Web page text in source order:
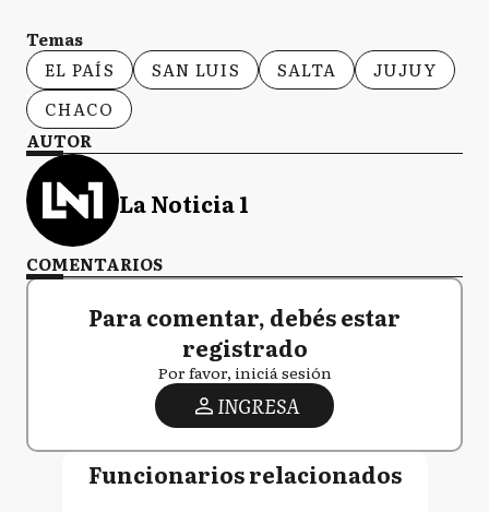
Temas
EL PAÍS
SAN LUIS SALTA
JUJUY
CHACO
AUTOR
La Noticia 1
COMENTARIOS
Para comentar, debés estar
registrado
Por favor, iniciá sesión
INGRESA
Funcionarios relacionados